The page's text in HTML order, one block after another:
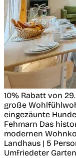
10% Rabatt von
große
eingezäunte
Fehmarn Das
modernen
Landhaus | 5
Umfriedeter